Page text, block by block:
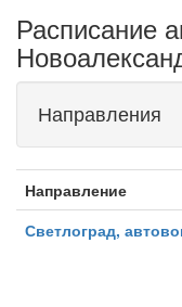
Расписание
Направления
Направление
Светлоград,